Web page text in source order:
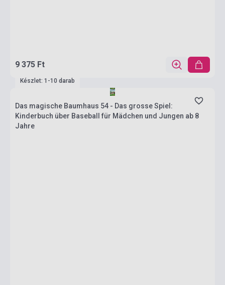
9 375 Ft
Készlet: 1-10 darab
Das magische Baumhaus 54 - Das grosse Spiel:
Kinderbuch über Baseball für Mädchen und Jungen ab 8
Jahre